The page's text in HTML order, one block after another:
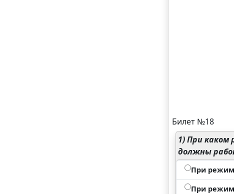
Билет №18
1)При каком
должны
При
При